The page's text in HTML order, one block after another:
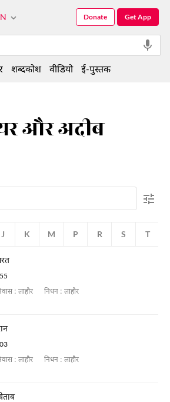
और अदीब
J K M P R S T
: लाहौर निधन : लाहौर
: लाहौर निधन : लाहौर
Get App
Donate
शब्दकोश वीडियो ई-पुस्तक